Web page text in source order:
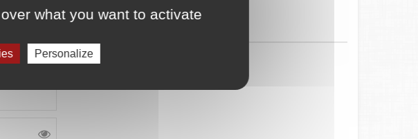
what you want to activate
Personalize
?